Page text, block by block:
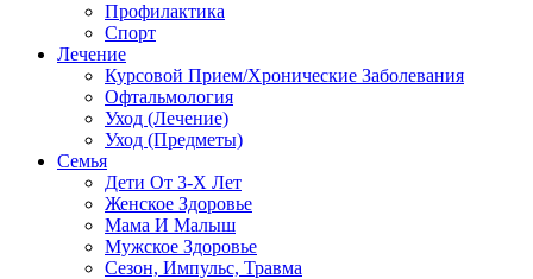
Профилактика
Спорт
Лечение
Курсовой Прием/Хронические Заболевания
Офтальмология
Уход (Лечение)
Уход (Предметы)
Семья
Дети От 3-Х Лет
Женское Здоровье
Мама И Малыш
Мужское Здоровье
Сезон, Импульс, Травма